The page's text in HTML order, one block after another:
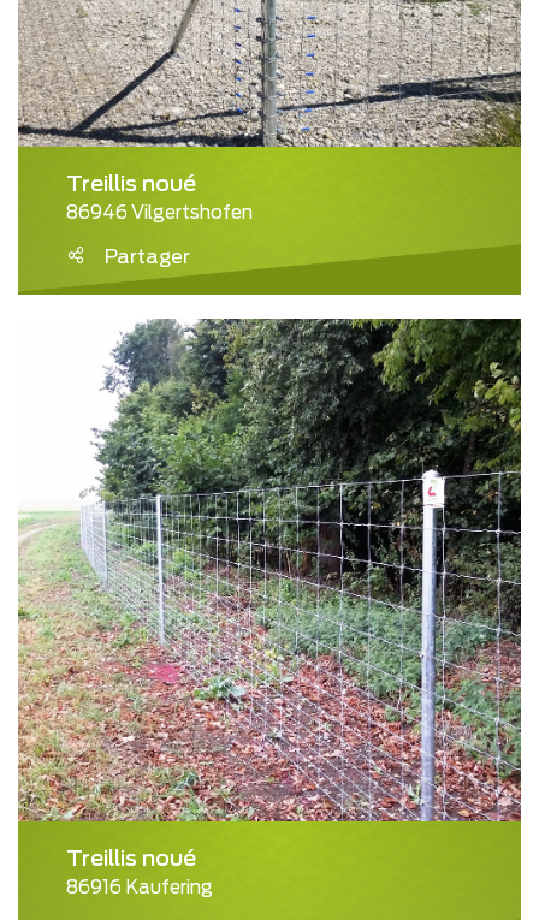
Treillis noué
86946 Vilgertshofen
Partager
Treillis noué
86916 Kaufering